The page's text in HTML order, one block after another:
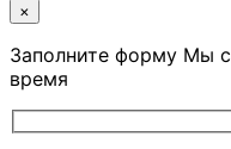
×
Заполните форму Мы
время